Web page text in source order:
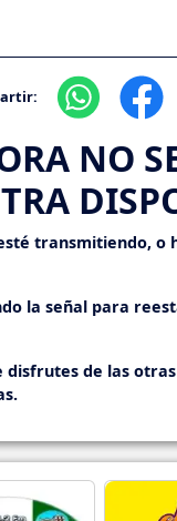
NO
transmitiendo, o
la señal para
disfrutes de las